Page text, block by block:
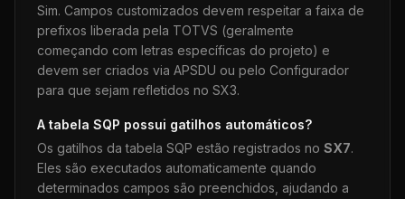
Sim. Campos customizados devem respeitar a faixa de
prefixos liberada pela TOTVS (geralmente
começando com letras específicas do projeto) e
devem ser criados via APSDU ou pelo Configurador
para que sejam refletidos no SX3.
A tabela SQP possui gatilhos automáticos?
Os gatilhos da tabela SQP estão registrados no SX7.
Eles são executados automaticamente quando
determinados campos são preenchidos, ajudando a